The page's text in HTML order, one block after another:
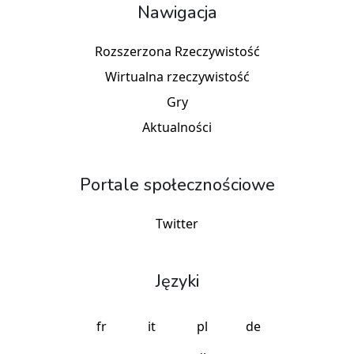
Nawigacja
Rozszerzona Rzeczywistość
Wirtualna rzeczywistość
Gry
Aktualności
Portale społecznościowe
Twitter
Języki
fr it pl
de